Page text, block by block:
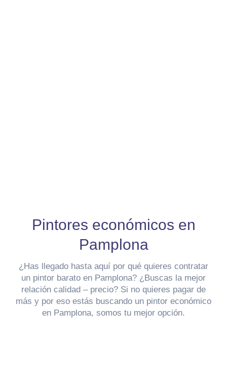
Pintores económicos en
Pamplona
¿Has llegado hasta aquí por qué quieres contratar
un pintor barato en Pamplona? ¿Buscas la mejor
relación calidad – precio? Si no quieres pagar de
más y por eso estás buscando un pintor económico
en Pamplona, somos tu mejor opción.